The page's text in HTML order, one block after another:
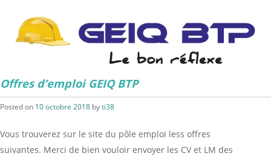
Offres d’emploi GEIQ BTP
Posted on 10 octobre 2018 byti38
Vous trouverez sur le site du pôle emploi less offres
suivantes. Merci de bien vouloir envoyer les CV et LM des